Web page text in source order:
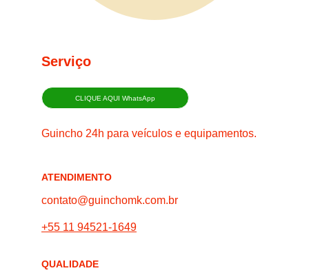
Serviço
Guincho 24h para veículos e equipamentos.
ATENDIMENTO
QUALIDADE
contato@guinchomk.com.br
+55 11 94521-1649
CLIQUE AQUI WhatsApp